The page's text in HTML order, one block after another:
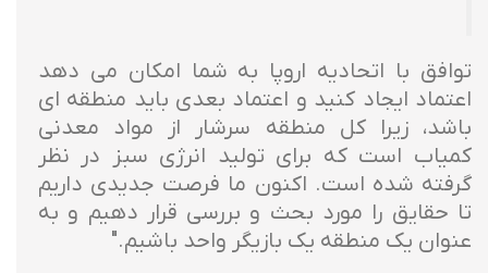
توافق با اتحادیه اروپا به شما امکان می دهد
اعتماد ایجاد کنید و اعتماد بعدی باید منطقه ای
باشد، زیرا کل منطقه سرشار از مواد معدنی
کمیاب است که برای تولید انرژی سبز در نظر
گرفته شده است. اکنون ما فرصت جدیدی داریم
تا حقایق را مورد بحث و بررسی قرار دهیم و به
عنوان یک منطقه یک بازیگر واحد باشیم."